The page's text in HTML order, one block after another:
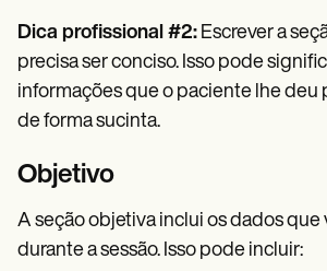
Dica profissional #2: Escrever a
precisa ser conciso. Isso pode
informações que o paciente lhe deu
de forma sucinta.
Objetivo
A seção objetiva inclui os dados que
durante a sessão. Isso pode incluir: